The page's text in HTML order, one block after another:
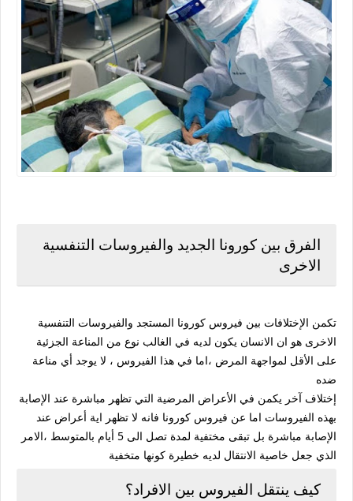
الفرق بين كورونا الجديد والفيروسات التنفسية
الاخرى
تكمن الإختلافات بين فيروس كورونا المستجد والفيروسات التنفسية
الاخرى هو ان الانسان يكون لديه في الغالب نوع من المناعة الجزئية
على الأقل لمواجهة المرض ،اما في هذا الفيروس ، لا يوجد أي مناعة
ضده
إختلاف آخر يكمن في الأعراض المرضية التي تظهر مباشرة عند الإصابة
بهذه الفيروسات اما عن فيروس كورونا فانه لا تظهر اية أعراض عند
الإصابة مباشرة بل تبقى مختفية لمدة تصل الى 5 أيام بالمتوسط ،الامر
الذي جعل خاصية الانتقال لديه خطيرة كونها متخفية
كيف ينتقل الفيروس بين الافراد؟